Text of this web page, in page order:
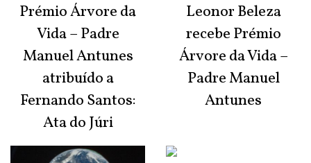
Prémio Árvore da
Vida – Padre
Manuel Antunes
atribuído a
Fernando Santos:
Ata do Júri
Leonor Beleza
recebe Prémio
Árvore da Vida –
Padre Manuel
Antunes